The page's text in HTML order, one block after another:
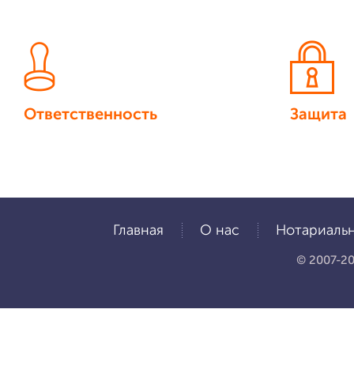
Ответственность Защита
Главная О нас
© 2007-